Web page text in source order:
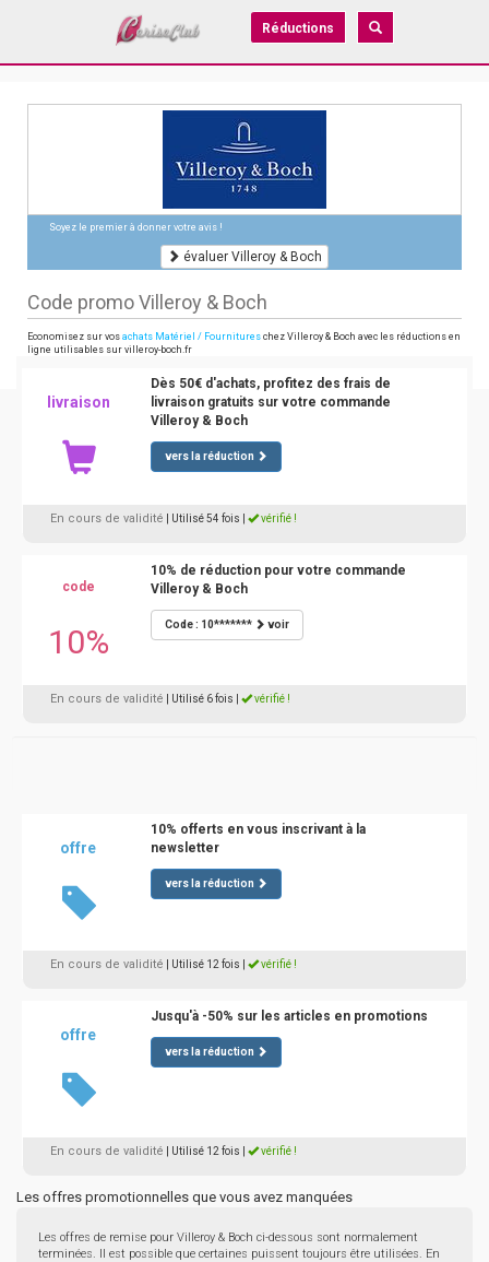
Réductions
Soyez le premier à donner votre avis !
évaluer Villeroy & Boch
Code promo Villeroy & Boch
Economisez sur vos achats Matériel / Fournitures chez Villeroy & Boch avec les réductions en
ligne utilisables sur villeroy-boch.fr
livraison
Dès 50€ d'achats, profitez des frais de
livraison gratuits sur votre commande
Villeroy & Boch
vers la réduction
En cours de validité | Utilisé 54 fois vérifié !
code
10%
10% de réduction pour votre commande
Villeroy & Boch
Code : 10******* voir
En cours de validité | Utilisé 6 fois vérifié !
offre
10% offerts en vous inscrivant à la
newsletter
vers la réduction
En cours de validité | Utilisé 12 fois vérifié !
offre
Jusqu'à -50% sur les articles en promotions
vers la réduction
En cours de validité | Utilisé 12 fois vérifié !
Les offres promotionnelles que vous avez manquées
Les offres de remise pour Villeroy & Boch ci-dessous sont normalement
terminées. Il est possible que certaines puissent toujours être utilisées. En